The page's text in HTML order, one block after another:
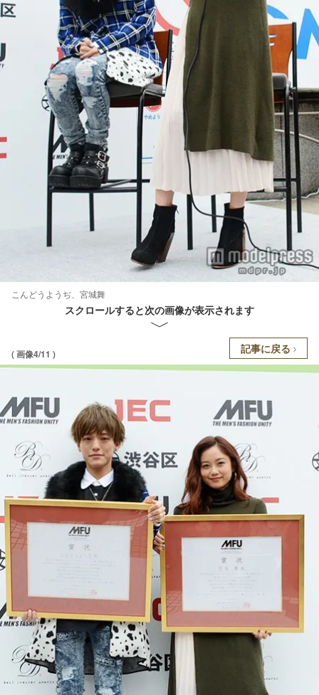
こんどうようぢ、宮城舞
スクロールすると次の画像が表示されます
( 画像4/11 ) 記事に戻る